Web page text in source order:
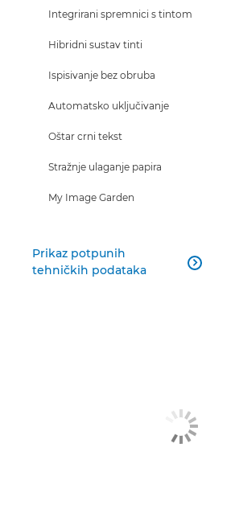
Integrirani spremnici s tintom
Hibridni sustav tinti
Ispisivanje bez obruba
Automatsko uključivanje
Oštar crni tekst
Stražnje ulaganje papira
My Image Garden
Prikaz potpunih
tehničkih podataka
